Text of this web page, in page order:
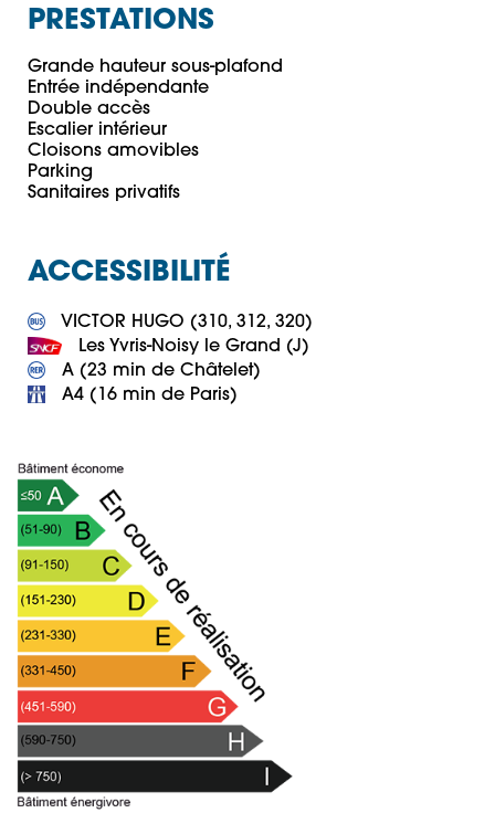
PRESTATIONS
Grande hauteur sous-plafond
Entrée indépendante
Double accès
Escalier intérieur
Cloisons amovibles
Parking
ACCESSIBILITÉ
A4 (16 min de Paris)